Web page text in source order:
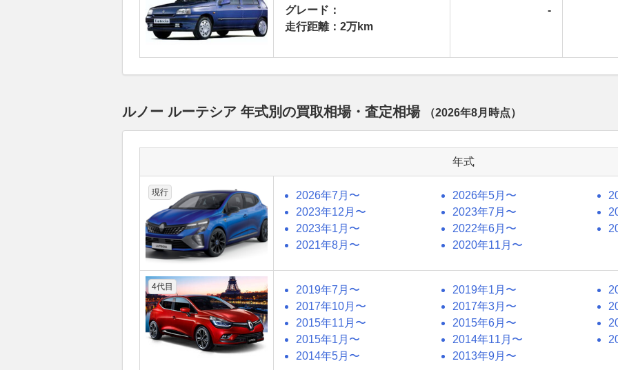
グレード：
走行距離：2万km
-
ルノー ルーテシア 年式別の買取相場・査定相場 （2026年8月 時点）
年式
現行 2026年7月〜 2026年5月〜
2023年12月〜
2023年7月〜
2023年1月〜
2022年6月〜
2021年8月〜
2020年11月〜
4代目 2019年7月〜 2019年1月〜
2017年10月〜
2017年3月〜
2015年11月〜
2015年6月〜
2015年1月〜
2014年11月〜
2014年5月〜
2013年9月〜